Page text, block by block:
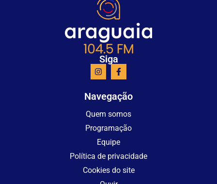
Siga
Navegação
Quem somos
Programação
Equipe
Política de privacidade
Cookies do site